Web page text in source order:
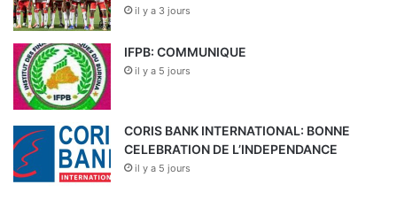
il y a 3 jours
IFPB: COMMUNIQUE
il y a 5 jours
CORIS BANK INTERNATIONAL: BONNE
CELEBRATION DE L’INDEPENDANCE
il y a 5 jours